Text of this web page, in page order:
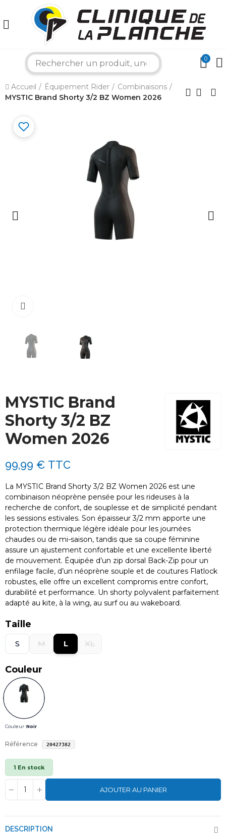
0
Accueil Équipement Rider
Combinaisons
MYSTIC Brand Shorty 3/2 BZ Women 2026
MYSTIC Brand
Shorty 3/2 BZ
Women 2026
99,99 € TTC
La MYSTIC Brand Shorty 3/2 BZ Women 2026 est une
combinaison néoprène pensée pour les rideuses à la
recherche de confort, de souplesse et de simplicité pendant
les sessions estivales. Son épaisseur 3/2 mm apporte une
protection thermique légère idéale pour les journées
chaudes ou de mi-saison, tandis que sa coupe féminine
assure un ajustement confortable et une excellente liberté
de mouvement. Équipée d’un zip dorsal Back-Zip pour un
enfilage facile, d’un néoprène souple et de coutures Flatlock
robustes, elle offre un excellent compromis entre confort,
durabilité et performance. Un shorty polyvalent parfaitement
adapté au kite, à la wing, au surf ou au wakeboard.
Taille
S M L XL
Couleur
Couleur :Noir
Référence 20427382
1 En stock
AJOUTER AU PANIER
DESCRIPTION
×
Bonjour ! Je suis votre expert nautique.